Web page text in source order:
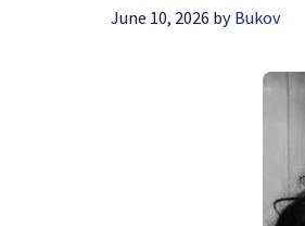
June 10, 2026 by Bukov